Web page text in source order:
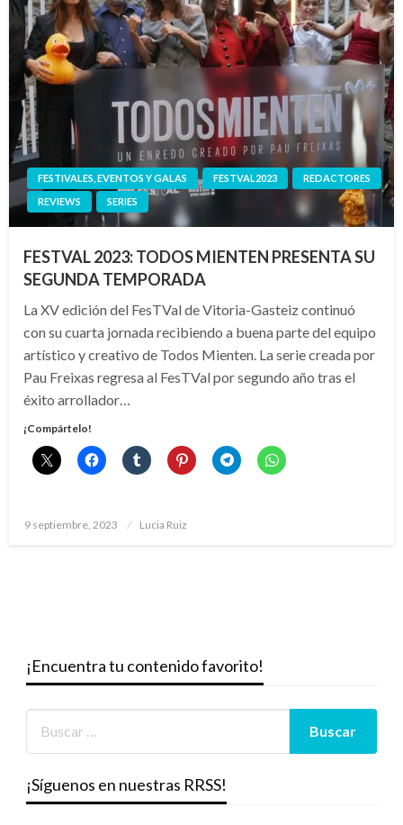
FESTIVALES, EVENTOS Y GALAS FESTVAL2023
REDACTORES
REVIEWS
SERIES
FESTVAL 2023: TODOS MIENTEN PRESENTA SU
SEGUNDA TEMPORADA
La XV edición del FesTVal de Vitoria-Gasteiz continuó
con su cuarta jornada recibiendo a buena parte del equipo
artístico y creativo de Todos Mienten. La serie creada por
Pau Freixas regresa al FesTVal por segundo año tras el
éxito arrollador…
¡Compártelo!
Publicado
9 septiembre, 2023 Lucia Ruiz
¡Encuentra tu contenido favorito!
¡Síguenos en nuestras RRSS!